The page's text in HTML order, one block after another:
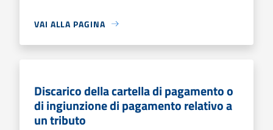
VAI ALLA PAGINA
Discarico della cartella di pagamento o
di ingiunzione di pagamento relativo a
un tributo